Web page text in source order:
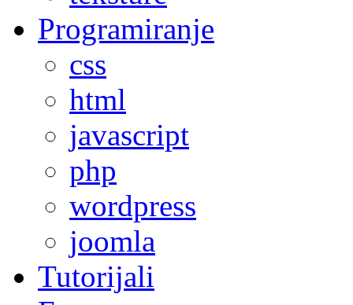
Programiranje
css
html
javascript
php
wordpress
joomla
Tutorijali